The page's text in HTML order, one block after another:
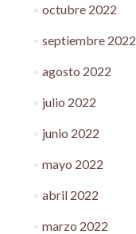
octubre 2022
septiembre 2022
agosto 2022
julio 2022
junio 2022
mayo 2022
abril 2022
marzo 2022